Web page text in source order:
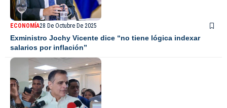
ECONOMÍA28 De Octubre De 2025
Exministro Jochy Vicente dice “no tiene lógica indexar
salarios por inflación”